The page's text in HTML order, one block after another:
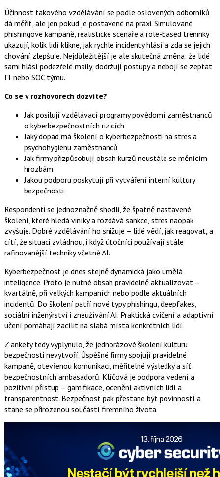
Účinnost takového vzdělávání se podle oslovených odborníků
dá měřit, ale jen pokud je postavené na praxi. Simulované
phishingové kampaně, realistické scénáře a role-based tréninky
ukazují, kolik lidí klikne, jak rychle incidenty hlásí a zda se jejich
chování zlepšuje. Nejdůležitější je ale skutečná změna: že lidé
sami hlásí podezřelé maily, dodržují postupy a nebojí se zeptat
IT nebo SOC týmu.
Co se v rozhovorech dozvíte?
Jak posilují vzdělávací programy povědomí zaměstnanců
o kyberbezpečnostních rizicích
Jaký dopad má školení o kyberbezpečnosti na stres a
psychohygienu zaměstnanců
Jak firmy přizpůsobují obsah kurzů neustále se měnícím
hrozbám
Jakou podporu poskytují při vytváření interní kultury
bezpečnosti
Respondenti se jednoznačně shodli, že špatně nastavené
školení, které hledá viníky a rozdává sankce, stres naopak
zvyšuje. Dobré vzdělávání ho snižuje – lidé vědí, jak reagovat, a
cítí, že situaci zvládnou, i když útočníci používají stále
rafinovanější techniky včetně AI.
Kyberbezpečnost je dnes stejně dynamická jako umělá
inteligence. Proto je nutné obsah pravidelně aktualizovat –
kvartálně, při velkých kampaních nebo podle aktuálních
incidentů. Do školení patří nové typy phishingu, deepfakes,
sociální inženýrství i zneužívání AI. Praktická cvičení a adaptivní
učení pomáhají zacílit na slabá místa konkrétních lidí.
Z ankety tedy vyplynulo, že jednorázové školení kulturu
bezpečnosti nevytvoří. Úspěšné firmy spojují pravidelné
kampaně, otevřenou komunikaci, měřitelné výsledky a síť
bezpečnostních ambasadorů. Klíčová je podpora vedení a
pozitivní přístup – gamifikace, ocenění aktivních lidí a
transparentnost. Bezpečnost pak přestane být povinností a
stane se přirozenou součástí firemního života.